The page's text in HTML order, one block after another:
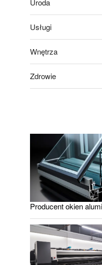
Uroda
Usługi
Wnętrza
Zdrowie
Producent okien